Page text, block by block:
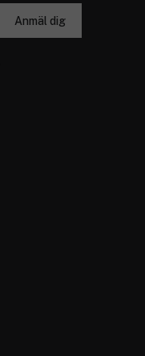
Anmäl dig